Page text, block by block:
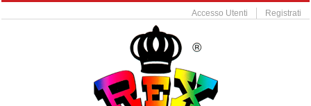
Accesso Utenti Registrati